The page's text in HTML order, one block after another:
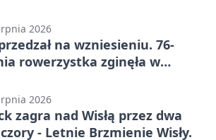
2026
na wzniesieniu. 76-
rowerzystka zginęła w
2026
zagra nad Wisłą przez dwa
- Letnie Brzmienie Wisły.